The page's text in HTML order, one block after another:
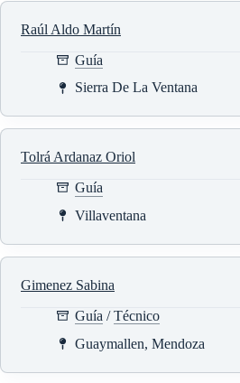
Raúl Aldo Martín
Guía
Sierra De La Ventana
Tolrá Ardanaz Oriol
Guía
Villaventana
Gimenez Sabina
Guía /Técnico
Guaymallen, Mendoza